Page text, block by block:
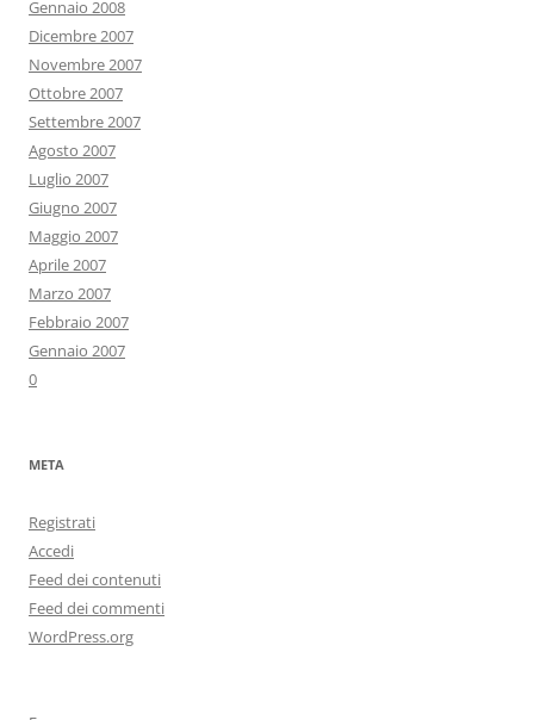
Gennaio 2008
Dicembre 2007
Novembre 2007
Ottobre 2007
Settembre 2007
Agosto 2007
Luglio 2007
Giugno 2007
Maggio 2007
Aprile 2007
Marzo 2007
Febbraio 2007
Gennaio 2007
0
META
Registrati
Accedi
Feed dei contenuti
Feed dei commenti
WordPress.org